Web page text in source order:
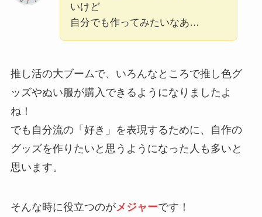
いけど
自分でも作ってみたいなあ…
推し活の大ブームで、いろんなところで推し色グ
ッズやぬい服が購入できるようになりましたよ
ね！
でも自分流の「好き」を表現するために、自作の
グッズを作りたいと思うようになった人も多いと
思います。
そんな時に役立つのがメジャーです！